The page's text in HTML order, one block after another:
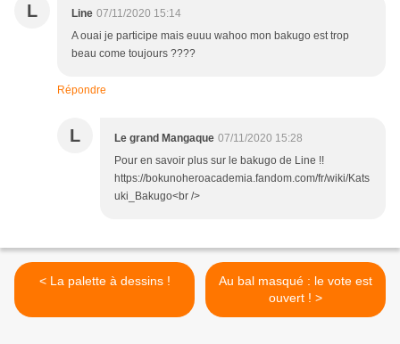
L Line 07/11/2020 15:14
A ouai je participe mais euuu wahoo mon bakugo est trop
beau come toujours ????
Répondre
L Le grand Mangaque 07/11/2020 15:28
Pour en savoir plus sur le bakugo de Line !!
https://bokunoheroacademia.fandom.com/fr/wiki/Kats
uki_Bakugo<br />
< La palette à dessins !
Au bal masqué : le vote est
ouvert ! >